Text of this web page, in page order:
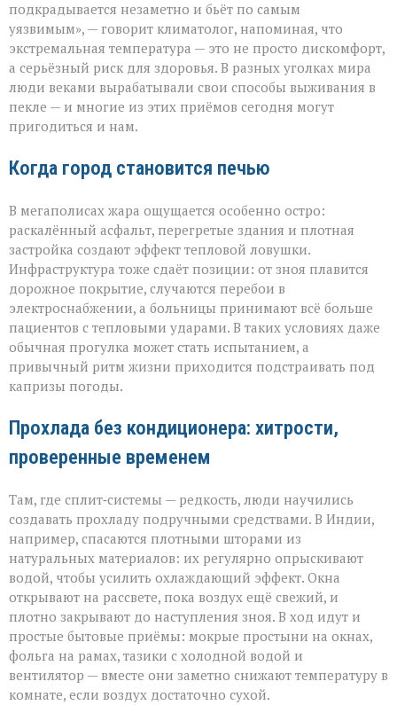
просто
приходит»
подкрадывается незаметно и бьёт по самым
уязвимым», — говорит климатолог, напоминая, что
экстремальная температура — это не просто дискомфорт,
а серьёзный риск для здоровья. В разных уголках мира
люди веками вырабатывали свои способы выживания в
пекле — и многие из этих приёмов сегодня могут
пригодиться и нам.
Когда город становится печью
В мегаполисах жара ощущается особенно остро:
раскалённый асфальт, перегретые здания и плотная
застройка создают эффект тепловой ловушки.
Инфраструктура тоже сдаёт позиции: от зноя плавится
дорожное покрытие, случаются перебои в
электроснабжении, а больницы принимают всё больше
пациентов с тепловыми ударами. В таких условиях даже
обычная прогулка может стать испытанием, а
привычный ритм жизни приходится подстраивать под
капризы погоды.
Прохлада без кондиционера: хитрости,
проверенные временем
Там, где сплит‑системы — редкость, люди научились
создавать прохладу подручными средствами. В Индии,
например, спасаются плотными шторами из
натуральных материалов: их регулярно опрыскивают
водой, чтобы усилить охлаждающий эффект. Окна
открывают на рассвете, пока воздух ещё свежий, и
плотно закрывают до наступления зноя. В ход идут и
простые бытовые приёмы: мокрые простыни на окнах,
фольга на рамах, тазики с холодной водой и
вентилятор — вместе они заметно снижают температуру в
комнате, если воздух достаточно сухой.